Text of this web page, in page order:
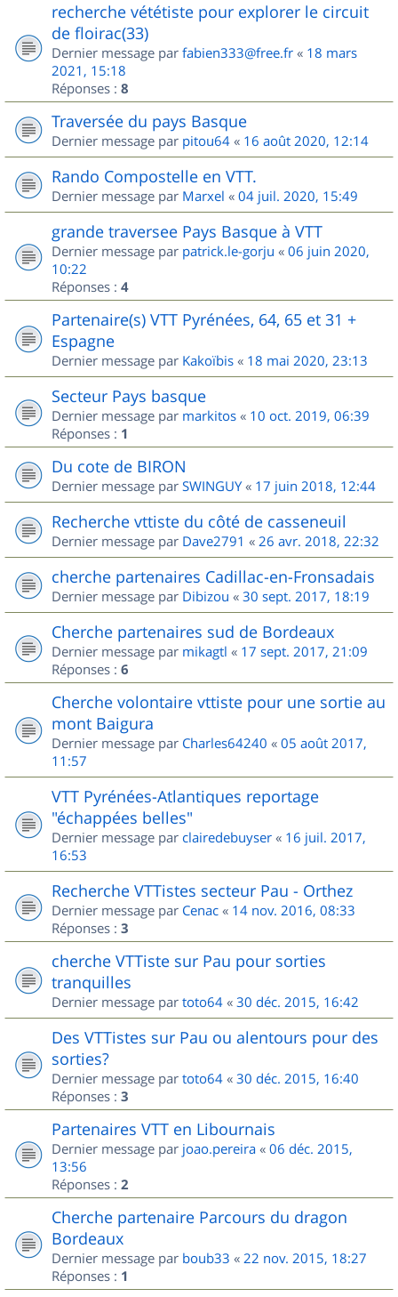
recherche vététiste pour explorer le circuit
de floirac(33)
Dernier message par fabien333@free.fr « 18 mars
2021, 15:18
Réponses : 8
Traversée du pays Basque
Dernier message par pitou64 « 16 août 2020, 12:14
Rando Compostelle en VTT.
Dernier message par Marxel « 04 juil. 2020, 15:49
grande traversee Pays Basque à VTT
Dernier message par patrick.le-gorju « 06 juin 2020,
10:22
Réponses : 4
Partenaire(s) VTT Pyrénées, 64, 65 et 31 +
Espagne
Dernier message par Kakoïbis « 18 mai 2020, 23:13
Secteur Pays basque
Dernier message par markitos « 10 oct. 2019, 06:39
Réponses : 1
Du cote de BIRON
Dernier message par SWINGUY« 17 juin 2018, 12:44
Recherche vttiste du côté de casseneuil
Dernier message par Dave2791 « 26 avr. 2018, 22:32
cherche partenaires Cadillac-en-Fronsadais
Dernier message par Dibizou « 30 sept. 2017, 18:19
Cherche partenaires sud de Bordeaux
Dernier message par mikagtl « 17 sept. 2017, 21:09
Réponses : 6
Cherche volontaire vttiste pour une sortie au
mont Baigura
Dernier message par Charles64240 « 05 août 2017,
11:57
VTT Pyrénées-Atlantiques reportage
"échappées belles"
Dernier message par clairedebuyser « 16 juil. 2017,
16:53
Recherche VTTistes secteur Pau - Orthez
Dernier message par Cenac « 14 nov. 2016, 08:33
Réponses : 3
cherche VTTiste sur Pau pour sorties
tranquilles
Dernier message par toto64 « 30 déc. 2015, 16:42
Des VTTistes sur Pau ou alentours pour des
sorties?
Dernier message par toto64 « 30 déc. 2015, 16:40
Réponses : 3
Partenaires VTT en Libournais
Dernier message par joao.pereira « 06 déc. 2015,
13:56
Réponses : 2
Cherche partenaire Parcours du dragon
Bordeaux
Dernier message par boub33 « 22 nov. 2015, 18:27
Réponses : 1